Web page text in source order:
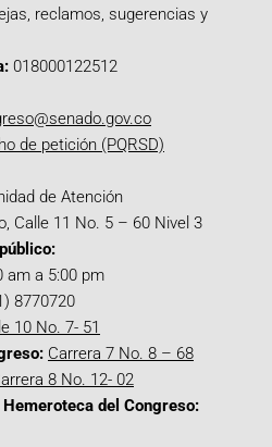
reclamos, sugerencias y
018000122512
de petición (PQRSD)
de Atención
Calle 11 No. 5 – 60 Nivel 3
am a 5:00 pm
8770720
10 No. 7- 51
Carrera 7 No. 8 – 68
8 No. 12- 02
del Congreso: